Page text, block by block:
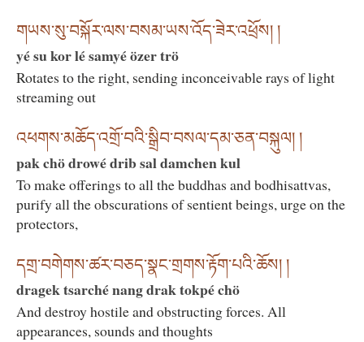
གཡས་སུ་བསྐོར་ལས་བསམ་ཡས་འོད་ཟེར་འཕྲོས། །
yé su kor lé samyé özer trö
Rotates to the right, sending inconceivable rays of light
streaming out
འཕགས་མཆོད་འགྲོ་བའི་སྒྲིབ་བསལ་དམ་ཅན་བསྐུལ། །
pak chö drowé drib sal damchen kul
To make offerings to all the buddhas and bodhisattvas,
purify all the obscurations of sentient beings, urge on the
protectors,
དགྲ་བགེགས་ཚར་བཅད་སྣང་གྲགས་རྟོག་པའི་ཆོས། །
dragek tsarché nang drak tokpé chö
And destroy hostile and obstructing forces. All
appearances, sounds and thoughts